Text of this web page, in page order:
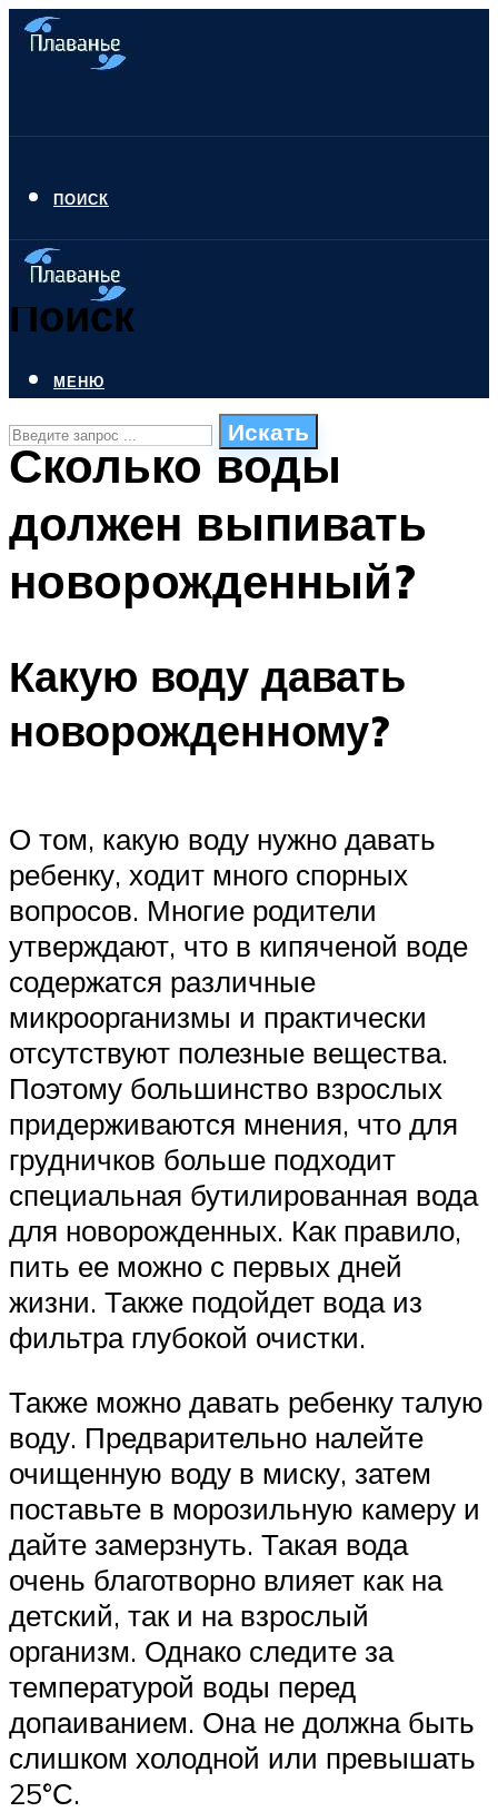
ПОИСК
Поиск
Искать
ПЛАВАНЬЕ ДЛЯ ДЕТЕЙ
БАССЕЙН ДЛЯ ДОМА
МЕНЮ
МЕНЮ
Сколько воды
должен выпивать
новорожденный?
Какую воду давать
новорожденному?
О том, какую воду нужно давать
ребенку, ходит много спорных
вопросов. Многие родители
утверждают, что в кипяченой воде
содержатся различные
микроорганизмы и практически
отсутствуют полезные вещества.
Поэтому большинство взрослых
придерживаются мнения, что для
грудничков больше подходит
специальная бутилированная вода
для новорожденных. Как правило,
пить ее можно с первых дней
жизни. Также подойдет вода из
фильтра глубокой очистки.
Также можно давать ребенку талую
воду. Предварительно налейте
очищенную воду в миску, затем
поставьте в морозильную камеру и
дайте замерзнуть. Такая вода
очень благотворно влияет как на
детский, так и на взрослый
организм. Однако следите за
температурой воды перед
допаиванием. Она не должна быть
слишком холодной или превышать
25°С.